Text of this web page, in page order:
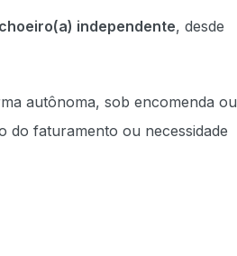
independente, desde
autônoma, sob encomenda ou
do faturamento ou necessidade